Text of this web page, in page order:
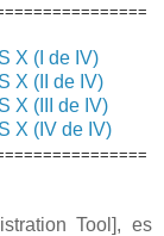
X (I de IV)
X (II de IV)
X (III de IV)
X (IV de IV)
Tool], es